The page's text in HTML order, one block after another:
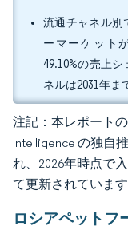
流通チャネル別
ーマーケット
49.10%の売上
ネルは2031年ま
注記：本レポート
Intelligence の独自
れ、2026年時点で
て更新されています
ロシアペットフ